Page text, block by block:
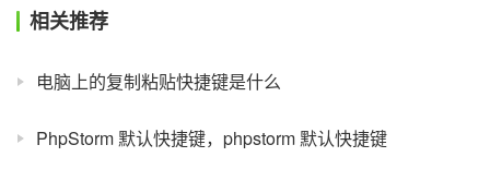
相关推荐
电脑上的复制粘贴快捷键是什么
PhpStorm 默认快捷键，phpstorm 默认快捷键